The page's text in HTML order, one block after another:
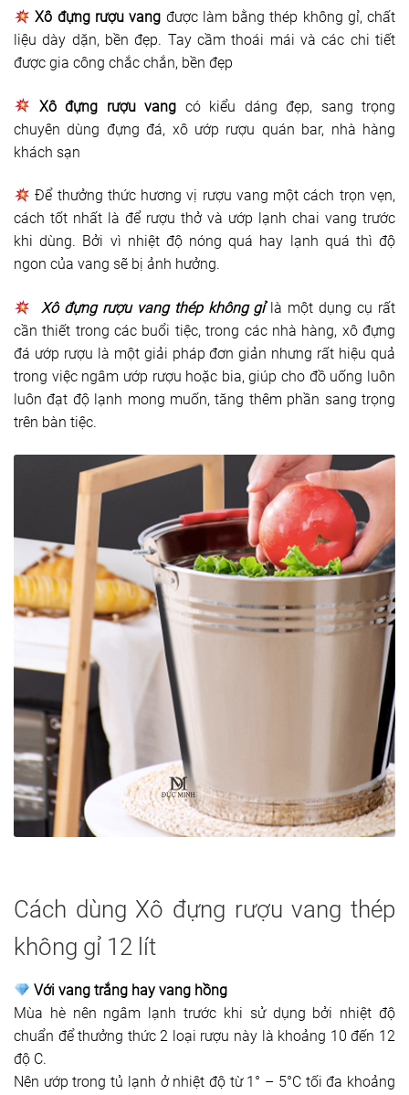
Xô đựng rượu vang được làm bằng thép không gỉ, chất
liệu dày dặn, bền đẹp. Tay cầm thoái mái và các chi tiết
được gia công chắc chắn, bền đẹp
Xô đựng rượu vang có kiểu dáng đẹp, sang trọng
chuyên dùng đựng đá, xô ướp rượu quán bar, nhà hàng
khách sạn
Để thưởng thức hương vị rượu vang một cách trọn vẹn,
cách tốt nhất là để rượu thở và ướp lạnh chai vang trước
khi dùng. Bởi vì nhiệt độ nóng quá hay lạnh quá thì độ
ngon của vang sẽ bị ảnh hưởng.
Xô đựng rượu vang thép không gỉ là một dụng cụ rất
cần thiết trong các buổi tiệc, trong các nhà hàng, xô đựng
đá ướp rượu là một giải pháp đơn giản nhưng rất hiệu quả
trong việc ngâm ướp rượu hoặc bia, giúp cho đồ uống luôn
luôn đạt độ lạnh mong muốn, tăng thêm phần sang trọng
trên bàn tiệc.
Cách dùng Xô đựng rượu vang thép
không gỉ 12 lít
Với vang trắng hay vang hồng
Mùa hè nên ngâm lạnh trước khi sử dụng bởi nhiệt độ
chuẩn để thưởng thức 2 loại rượu này là khoảng 10 đến 12
độ C.
Nên ướp trong tủ lạnh ở nhiệt độ từ 1° – 5°C tối đa khoảng